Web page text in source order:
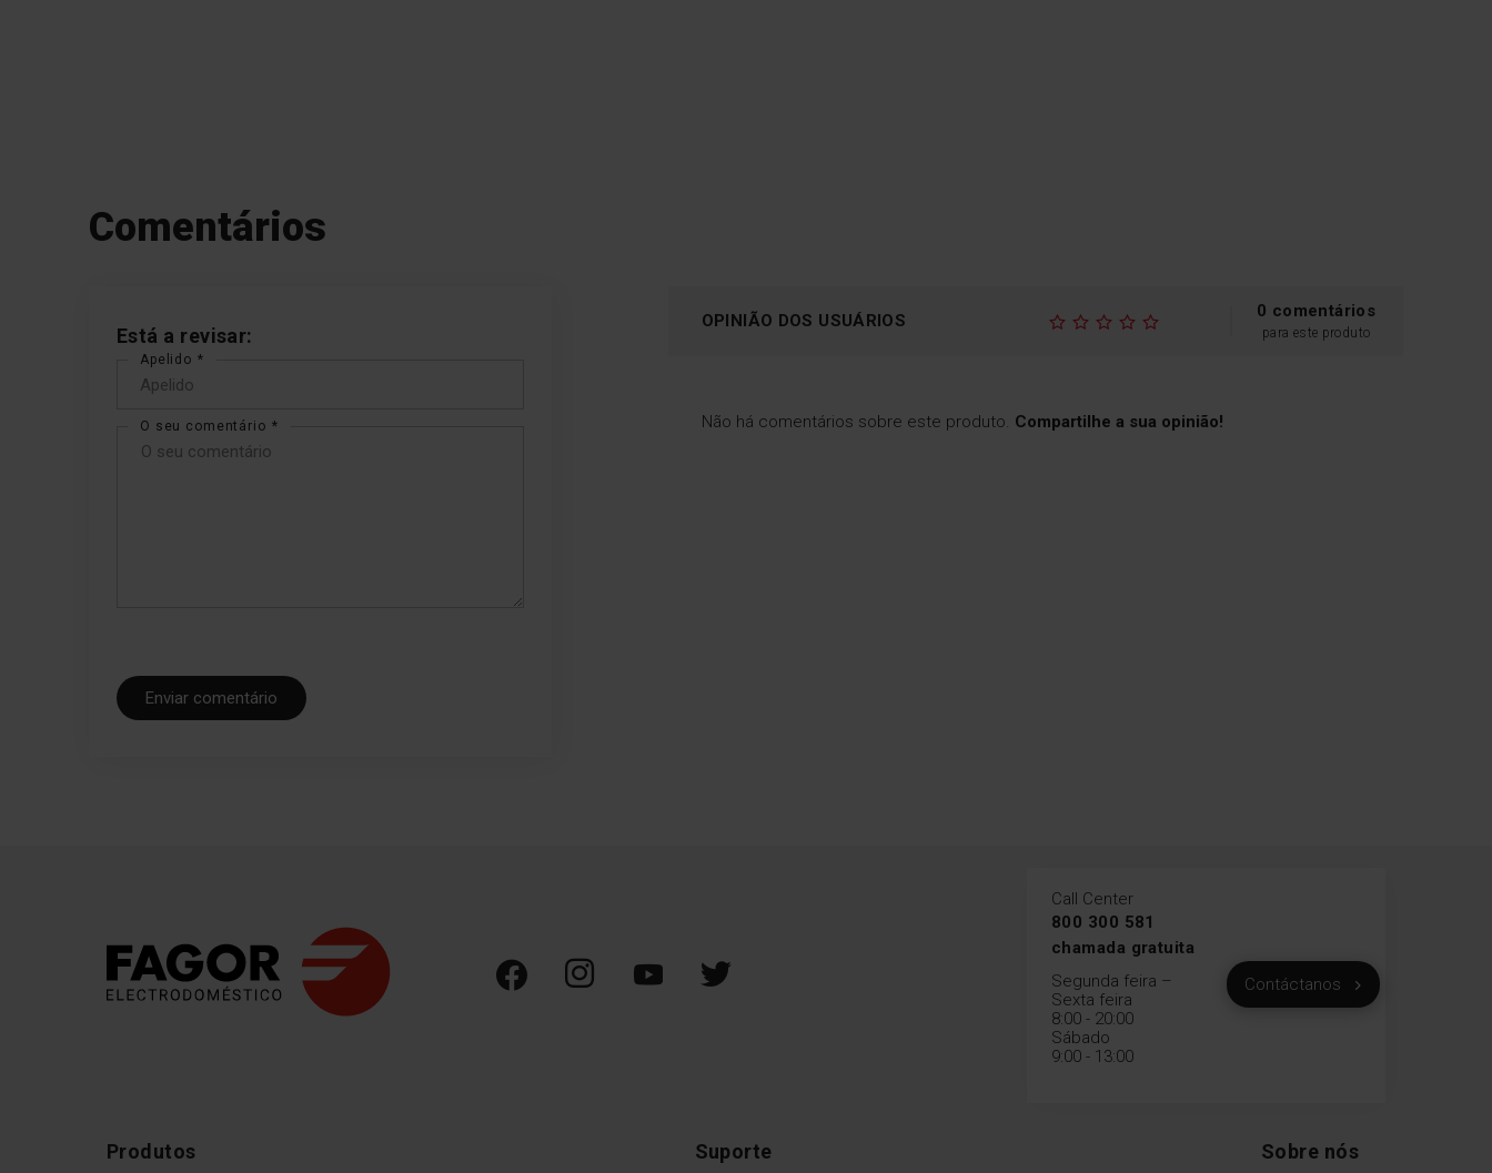
Comentários
Está a revisar:
Apelido
O seu comentário
Enviar comentário
OPINIÃO DOS USUÁRIOS
0 comentários
para este produto
Não há comentários sobre este produto. Compartilhe a sua opinião!
Call Center
800 300 581
chamada gratuita
Segunda feira –
Sexta feira
8:00 - 20:00
Sábado
9:00 - 13:00
Contáctanos
Produtos Suporte Sobre nós